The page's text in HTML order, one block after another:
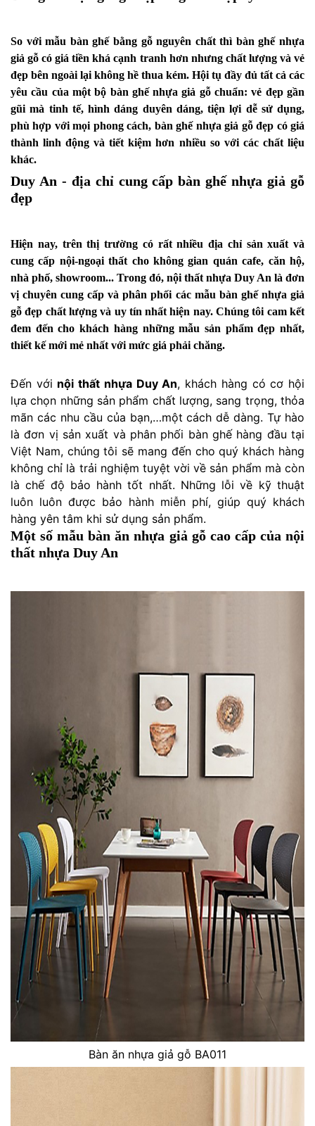
So với mẫu bàn ghế bằng gỗ nguyên chất thì bàn ghế nhựa
giả gỗ có giá tiền khá cạnh tranh hơn nhưng chất lượng và vẻ
đẹp bên ngoài lại không hề thua kém. Hội tụ đầy đủ tất cả các
yêu cầu của một bộ bàn ghế nhựa giả gỗ chuẩn: vẻ đẹp gần
gũi mà tinh tế, hình dáng duyên dáng, tiện lợi dễ sử dụng,
phù hợp với mọi phong cách, bàn ghế nhựa giả gỗ đẹp có giá
thành linh động và tiết kiệm hơn nhiều so với các chất liệu
khác.
Duy An - địa chỉ cung cấp bàn ghế nhựa giả gỗ
đẹp
Hiện nay, trên thị trường có rất nhiều địa chỉ sản xuất và
cung cấp nội-ngoại thất cho không gian quán cafe, căn hộ,
nhà phố, showroom... Trong đó, nội thất nhựa Duy An là đơn
vị chuyên cung cấp và phân phối các mẫu bàn ghế nhựa giả
gỗ đẹp chất lượng và uy tín nhất hiện nay. Chúng tôi cam kết
đem đến cho khách hàng những mẫu sản phẩm đẹp nhất,
thiết kế mới mẻ nhất với mức giá phải chăng.
Đến với nội thất nhựa Duy An, khách hàng có cơ hội
lựa chọn những sản phẩm chất lượng, sang trọng, thỏa
mãn các nhu cầu của bạn,…một cách dễ dàng. Tự hào
là đơn vị sản xuất và phân phối bàn ghế hàng đầu tại
Việt Nam, chúng tôi sẽ mang đến cho quý khách hàng
không chỉ là trải nghiệm tuyệt vời về sản phẩm mà còn
là chế độ bảo hành tốt nhất. Những lỗi về kỹ thuật
luôn luôn được bảo hành miễn phí, giúp quý khách
hàng yên tâm khi sử dụng sản phẩm.
Một số mẫu bàn ăn nhựa giả gỗ cao cấp của nội
thất nhựa Duy An
Bàn ăn nhựa giả gỗ BA011